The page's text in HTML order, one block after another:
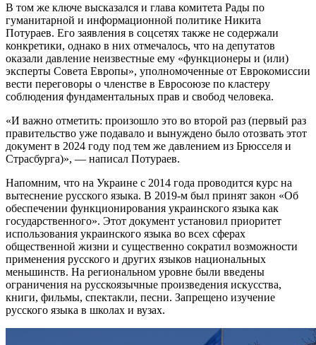
В том же ключе высказался и глава комитета Рады по
гуманитарной и информационной политике Никита
Потураев. Его заявления в соцсетях также не содержали
конкретики, однако в них отмечалось, что на депутатов
оказали давление неизвестные ему «функционеры и (или)
эксперты Совета Европы», уполномоченные от Еврокомиссии
вести переговоры о членстве в Евросоюзе по кластеру
соблюдения фундаментальных прав и свобод человека.
«И важно отметить: произошло это во второй раз (первый раз
правительство уже подавало и вынуждено было отозвать этот
документ в 2024 году под тем же давлением из Брюсселя и
Страсбурга)», — написал Потураев.
Напомним, что на Украине с 2014 года проводится курс на
вытеснение русского языка. В 2019-м был принят закон «Об
обеспечении функционирования украинского языка как
государственного». Этот документ установил приоритет
использования украинского языка во всех сферах
общественной жизни и существенно сократил возможности
применения русского и других языков национальных
меньшинств. На региональном уровне были введены
ограничения на русскоязычные произведения искусства,
книги, фильмы, спектакли, песни. Запрещено изучение
русского языка в школах и вузах.